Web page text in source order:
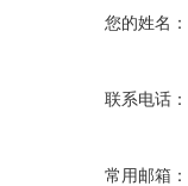
您的姓名：
联系电话：
常用邮箱：